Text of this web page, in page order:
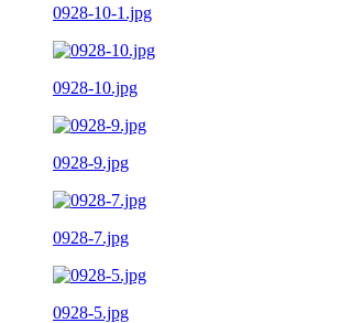
0928-10-1.jpg
0928-10.jpg
0928-9.jpg
0928-7.jpg
0928-5.jpg